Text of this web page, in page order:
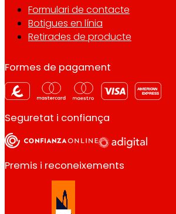
Formulari de contacte
Botigues en línia
Retirades de producte
Formes de pagament
Seguretat i confiança
Premis i reconeixements